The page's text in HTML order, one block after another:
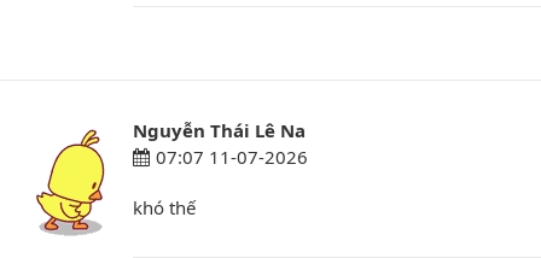
Nguyễn Thái Lê Na
07:07 11-07-2026
khó thế